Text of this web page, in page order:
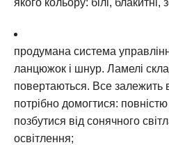
продумана система
ланцюжок і шнур. Ламелі
повертаються. Все залежить
потрібно домогтися: повністю
позбутися від сонячного
освітлення;